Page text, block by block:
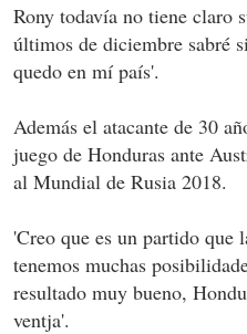
Rony todavía no tiene claro
últimos de diciembre sabré
quedo en mí país'.
Además el atacante de 30
juego de Honduras ante
al Mundial de Rusia 2018.
'Creo que es un partido que
tenemos muchas
resultado muy bueno,
ventja'.